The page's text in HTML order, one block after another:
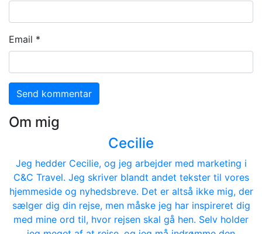
Email *
Om mig
Cecilie
Jeg hedder Cecilie, og jeg arbejder med marketing i
C&C Travel. Jeg skriver blandt andet tekster til vores
hjemmeside og nyhedsbreve. Det er altså ikke mig, der
sælger dig din rejse, men måske jeg har inspireret dig
med mine ord til, hvor rejsen skal gå hen. Selv holder